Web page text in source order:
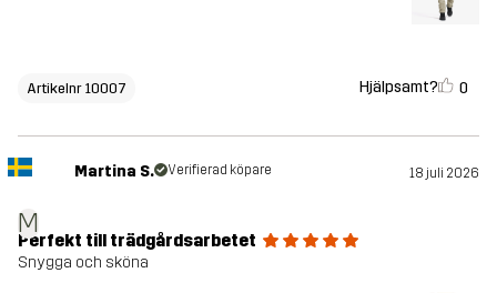
Artikelnr 10007 Hjälpsamt? 0
M
Martina S. Verifierad köpare 18 juli 2026
Perfekt till trädgårdsarbetet
Snygga och sköna